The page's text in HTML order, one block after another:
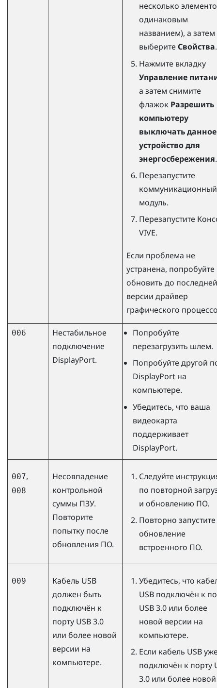
несколько
одинаковым
названием), а затем
выберите Свойства.
Нажмите вкладку
Управление
а затем снимите
флажок Разрешить
компьютеру
выключать данное
устройство для
энергосбережения.
Перезапустите
коммуникационный
модуль.
Перезапустите
VIVE.
Если проблема не
устранена, попробуйте
обновить до последней
версии драйвер
графического
006
Нестабильное
подключение
DisplayPort.
Попробуйте
перезагрузить шлем.
Попробуйте другой
DisplayPortна
компьютере.
Убедитесь, что ваша
видеокарта
поддерживает
DisplayPort.
007,
008
Несовпадение
контрольной
суммы ПЗУ.
Повторите
попытку после
обновления ПО.
Следуйте
по повторной
и обновлению ПО.
Повторно запустите
обновление
встроенного ПО.
009
Кабель USB
должен быть
подключён к
порту USB 3.0
или более новой
версии на
компьютере.
Убедитесь, что
USB подключён к
USB 3.0 или более
новой версии на
компьютере.
Если кабель USB
подключён к порту
3.0 или более новой